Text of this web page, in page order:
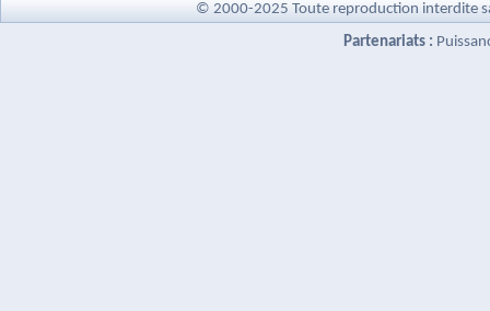
© 2000-2025 Toute reproduction interdite
Partenariats :